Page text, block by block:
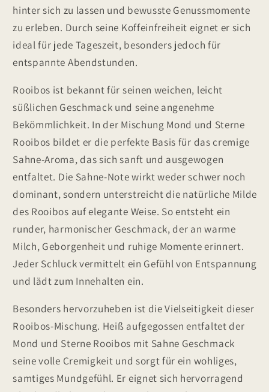
hinter sich zu lassen und bewusste Genussmomente
zu erleben. Durch seine Koffeinfreiheit eignet er sich
ideal für jede Tageszeit, besonders jedoch für
entspannte Abendstunden.
Rooibos ist bekannt für seinen weichen, leicht
süßlichen Geschmack und seine angenehme
Bekömmlichkeit. In der Mischung Mond und Sterne
Rooibos bildet er die perfekte Basis für das cremige
Sahne-Aroma, das sich sanft und ausgewogen
entfaltet. Die Sahne-Note wirkt weder schwer noch
dominant, sondern unterstreicht die natürliche Milde
des Rooibos auf elegante Weise. So entsteht ein
runder, harmonischer Geschmack, der an warme
Milch, Geborgenheit und ruhige Momente erinnert.
Jeder Schluck vermittelt ein Gefühl von Entspannung
und lädt zum Innehalten ein.
Besonders hervorzuheben ist die Vielseitigkeit dieser
Rooibos-Mischung. Heiß aufgegossen entfaltet der
Mond und Sterne Rooibos mit Sahne Geschmack
seine volle Cremigkeit und sorgt für ein wohliges,
samtiges Mundgefühl. Er eignet sich hervorragend